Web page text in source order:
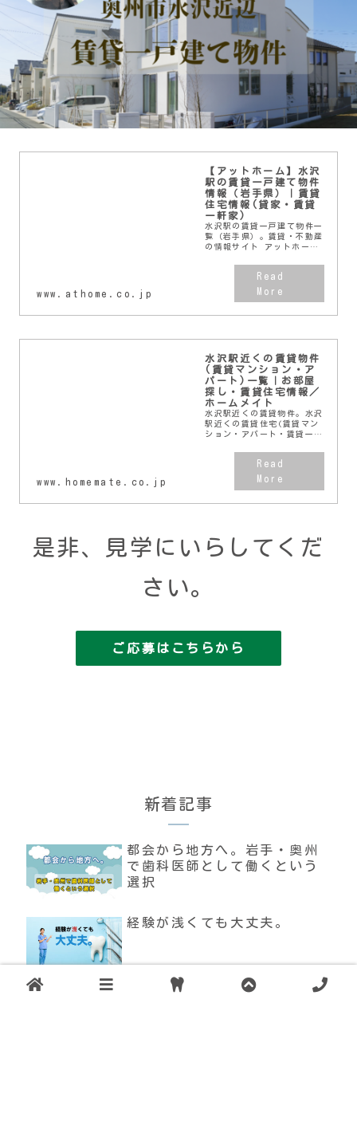
【アットホーム】水沢
駅の賃貸一戸建て物件
情報（岩手県）｜賃貸
住宅情報(貸家・賃貸
一軒家)
水沢駅の賃貸一戸建て物件一
覧（岩手県）。賃貸・不動産
の情報サイト アットホーム
貸住宅＜貸家・借家・賃貸一
戸建て＞が簡単に検索できま
す。賃貸物件・賃貸情報のこ
www.athome.co.jp
水沢駅近くの賃貸物件
(賃貸マンション・ア
パート)一覧｜お部屋
探し・賃貸住宅情報／
ホームメイト
水沢駅近くの賃貸物件。水沢
駅近くの賃貸住宅(賃貸マン
ション・アパート・賃貸一戸
ムメイト】が豊富な賃貸物
件・不動産情報をご提供。
様々な検索方法で目的にあっ
www.homemate.co.jp
是非、見学にいらしてくだ
さい。
ご応募はこちらから
新着記事
都会から地方へ。岩手・奥州
で歯科医師として働くという
選択
経験が浅くても大丈夫。